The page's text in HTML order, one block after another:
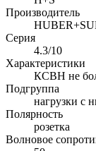
Производитель
Серия
4.3/10
Характеристики
КСВН не
Подгруппа
нагрузки с
Полярность
розетка
Волновое